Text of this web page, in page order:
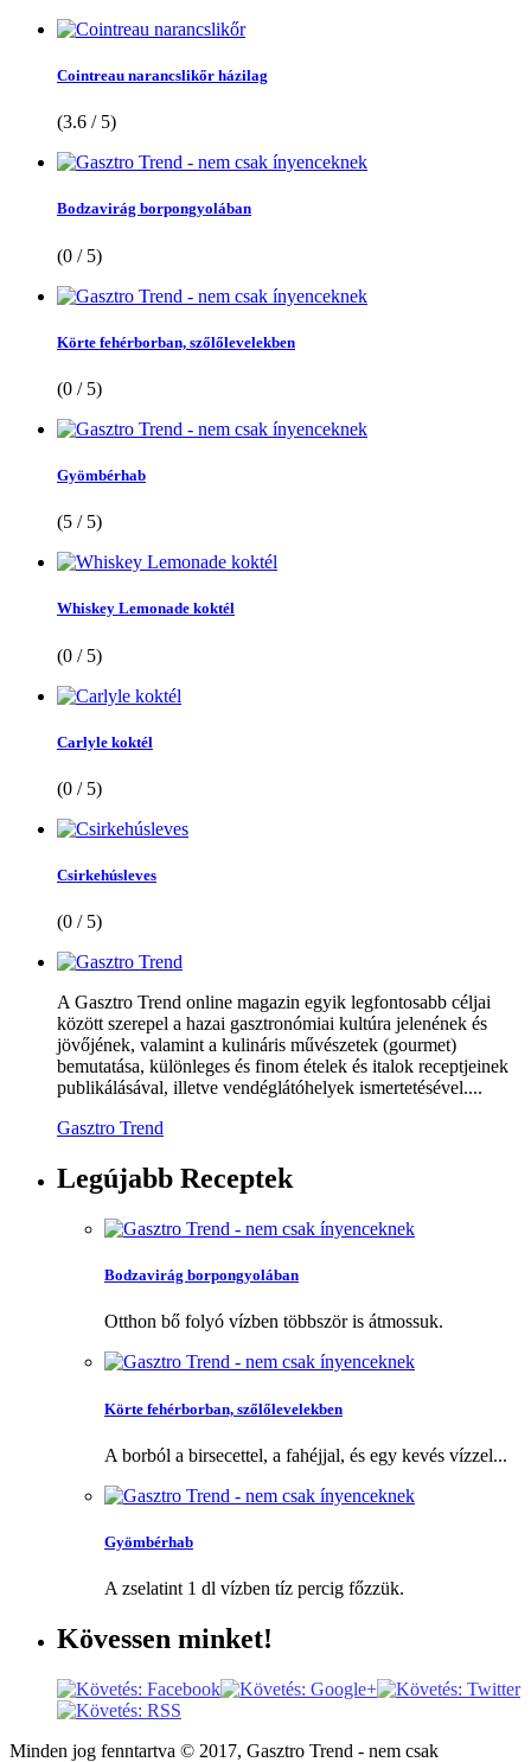
Cointreau narancslikőr házilag
(3.6 / 5)
Bodzavirág borpongyolában
(0 / 5)
Körte fehérborban, szőlőlevelekben
(0 / 5)
Gyömbérhab
(5 / 5)
Whiskey Lemonade koktél
(0 / 5)
Carlyle koktél
(0 / 5)
Csirkehúsleves
(0 / 5)
A Gasztro Trend online magazin egyik legfontosabb céljai
között szerepel a hazai gasztronómiai kultúra jelenének és
jövőjének, valamint a kulináris művészetek (gourmet)
bemutatása, különleges és finom ételek és italok receptjeinek
publikálásával, illetve vendéglátóhelyek ismertetésével....
Gasztro Trend
Legújabb Receptek
Bodzavirág borpongyolában
Otthon bő folyó vízben többször is átmossuk.
Körte fehérborban, szőlőlevelekben
A borból a birsecettel, a fahéjjal, és egy kevés vízzel...
Gyömbérhab
A zselatint 1 dl vízben tíz percig főzzük.
Kövessen minket!
Minden jog fenntartva © 2017, Gasztro Trend - nem csak